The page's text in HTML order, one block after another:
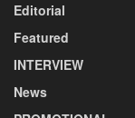
Editorial
Featured
INTERVIEW
News